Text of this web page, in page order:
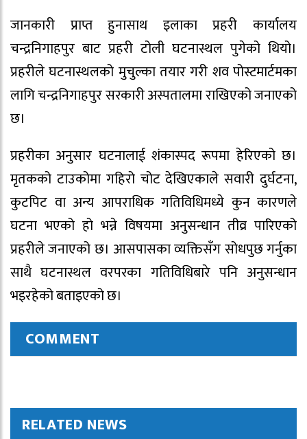
जानकारी प्राप्त हुनासाथ इलाका प्रहरी कार्यालय
चन्द्रनिगाहपुर बाट प्रहरी टोली घटनास्थल पुगेको थियो।
प्रहरीले घटनास्थलको मुचुल्का तयार गरी शव पोस्टमार्टमका
लागि चन्द्रनिगाहपुर सरकारी अस्पतालमा राखिएको जनाएको
छ।
प्रहरीका अनुसार घटनालाई शंकास्पद रूपमा हेरिएको छ।
मृतकको टाउकोमा गहिरो चोट देखिएकाले सवारी दुर्घटना,
कुटपिट वा अन्य आपराधिक गतिविधिमध्ये कुन कारणले
घटना भएको हो भन्ने विषयमा अनुसन्धान तीव्र पारिएको
प्रहरीले जनाएको छ। आसपासका व्यक्तिसँग सोधपुछ गर्नुका
साथै घटनास्थल वरपरका गतिविधिबारे पनि अनुसन्धान
भइरहेको बताइएको छ।
COMMENT
RELATED NEWS